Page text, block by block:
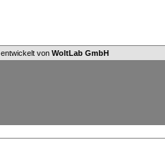
, entwickelt von WoltLab GmbH